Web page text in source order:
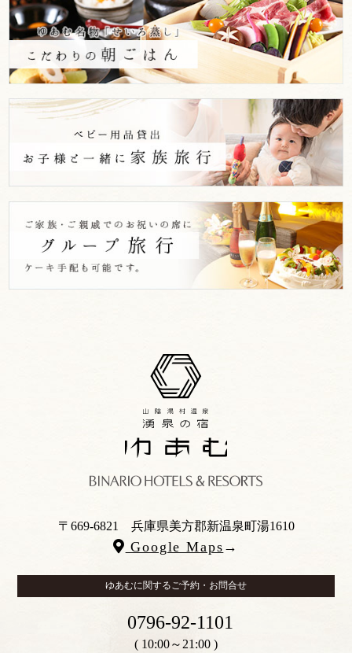
〒669-6821 兵庫県美方郡新温泉町湯1610
Google Maps →
ゆあむに関するご予約・お問合せ
0796-92-1101
( 10:00～21:00 )